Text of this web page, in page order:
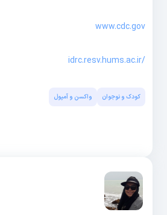
www.cdc.gov
/idrc.resv.hums.ac.ir
کودک و نوجوان واکسن و آمپول